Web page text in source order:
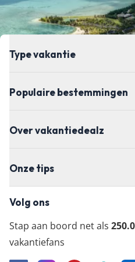
de meest actuele vanaf-
doorklikken naar de
wil boeken.
Type vakantie
Populaire bestemmingen
Over vakantiedealz
Onze tips
Volg ons
Stap aan boord net als
vakantiefans